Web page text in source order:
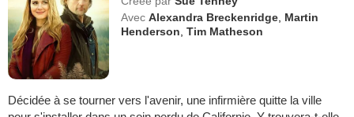
Avec Alexandra Breckenridge Martin
Henderson ,Tim Matheson
Décidée à se tourner vers l'avenir, une infirmière quitte la ville